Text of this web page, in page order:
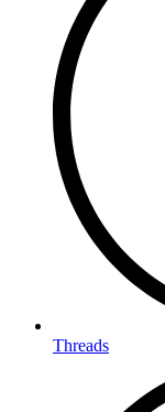
Threads